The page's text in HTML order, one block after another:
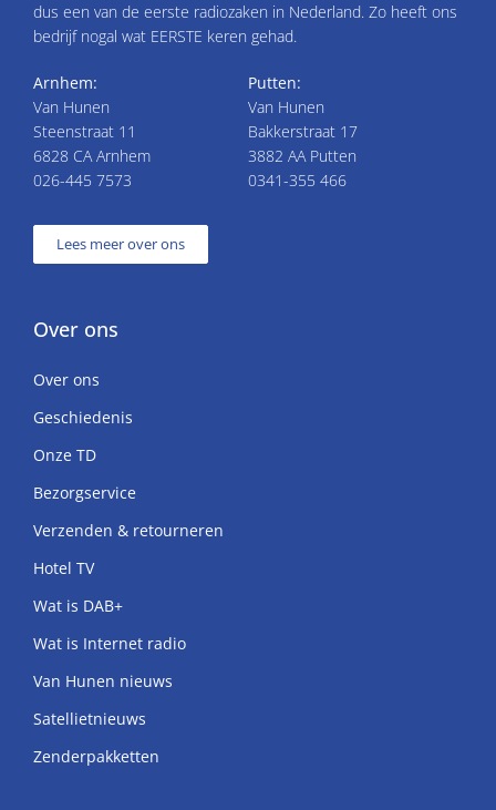
dus een van de eerste radiozaken in Nederland. Zo heeft ons
bedrijf nogal wat EERSTE keren gehad.
Arnhem:
Van Hunen
Steenstraat 11
6828 CA Arnhem
026-445 7573
Putten:
Van Hunen
Bakkerstraat 17
3882 AA Putten
0341-355 466
Lees meer over ons
Over ons
Over ons
Geschiedenis
Onze TD
Bezorgservice
Verzenden & retourneren
Hotel TV
Wat is DAB+
Wat is Internet radio
Van Hunen nieuws
Satellietnieuws
Zenderpakketten